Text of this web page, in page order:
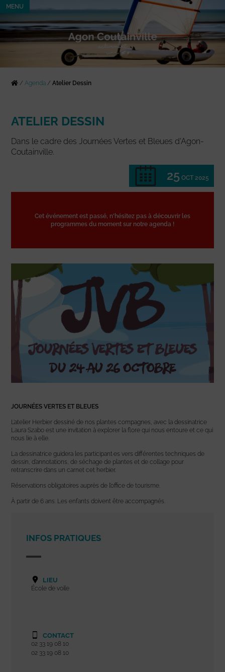
MENU
/Agenda /Atelier Dessin
ATELIER DESSIN
Dans le cadre des Journées Vertes et Bleues d'Agon-
Coutainville.
25 OCT 2025
Cet événement est passé, n'hésitez pas à découvrir les
programmes du moment sur notre agenda !
JOURNÉES VERTES ET BLEUES
L’atelier Herbier dessiné de nos plantes compagnes, avec la dessinatrice
Laura Szabo est une invitation à explorer la flore qui nous entoure et ce qui
nous lie à elle.
La dessinatrice guidera les participant·es vers différentes techniques de
dessin, d’annotations, de séchage de plantes et de collage pour
retranscrire dans un carnet cet herbier.
Réservations obligatoires auprès de l’office de tourisme.
À partir de 6 ans. Les enfants doivent être accompagnés.
INFOS PRATIQUES
LIEU
École de voile
CONTACT
02 33 19 08 10
02 33 19 08 10